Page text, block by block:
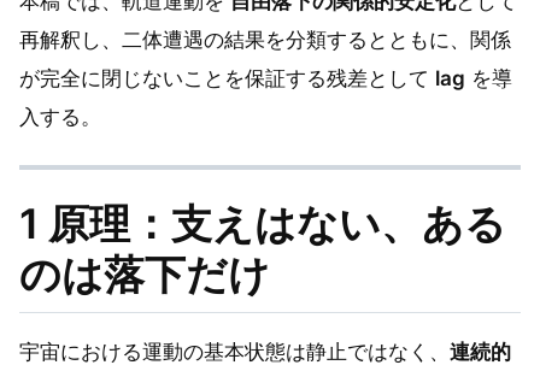
再解釈し、二体遭遇の結果を分類するとともに、関係
が完全に閉じないことを保証する残差として lag を導
入する。
1 原理：支えはない、ある
のは落下だけ
宇宙における運動の基本状態は静止ではなく、 連続的